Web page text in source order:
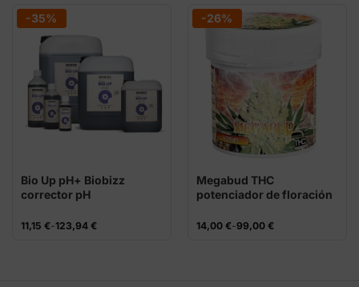
11,45 €
hasta
37,50 €
9,90 €
hasta
14,70 €
-35%
Bio Up pH+ Biobizz
corrector pH
11,15 €-123,94 €
Rango
de
-26%
Megabud THC
potenciador de floración
14,00 €-99,00 €
Rango